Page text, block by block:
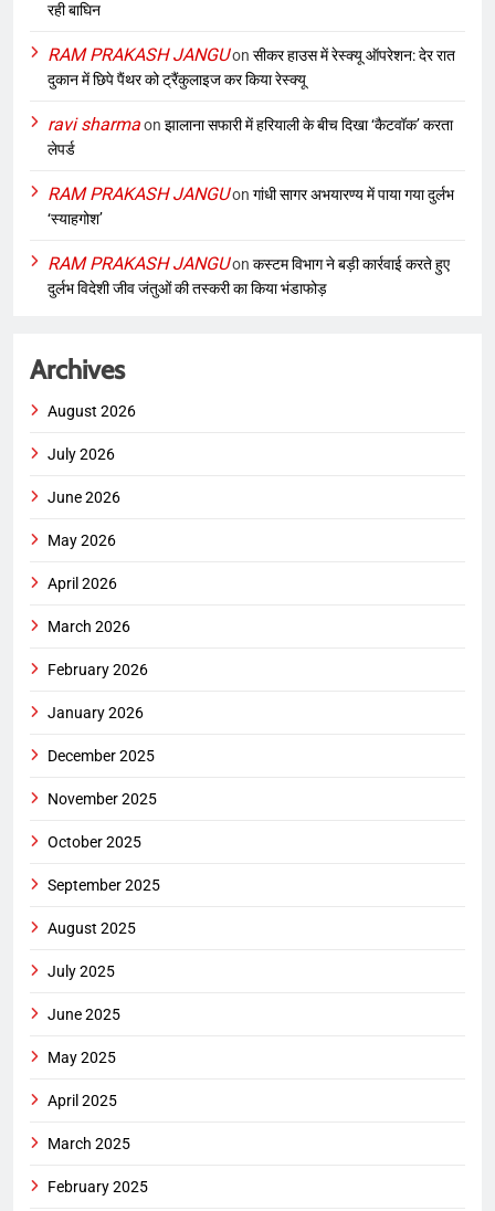
रही बाघिन
RAM PRAKASH JANGUon सीकर हाउस में रेस्क्यू ऑपरेशन: देर रात
दुकान में छिपे पैंथर को ट्रैंकुलाइज कर किया रेस्क्यू
ravi sharmaon झालाना सफारी में हरियाली के बीच दिखा ‘कैटवॉक’ करता
लेपर्ड
RAM PRAKASH JANGUon गांधी सागर अभयारण्य में पाया गया दुर्लभ
‘स्याहगोश’
RAM PRAKASH JANGUon कस्टम विभाग ने बड़ी कार्रवाई करते हुए
दुर्लभ विदेशी जीव जंतुओं की तस्करी का किया भंडाफोड़
Archives
August 2026
July 2026
June 2026
May 2026
April 2026
March 2026
February 2026
January 2026
December 2025
November 2025
October 2025
September 2025
August 2025
July 2025
June 2025
May 2025
April 2025
March 2025
February 2025